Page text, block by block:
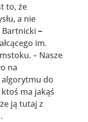
to, że
a nie
Bartnicki–
im.
– Nasze
na
do
ma jakąś
ją tutaj z